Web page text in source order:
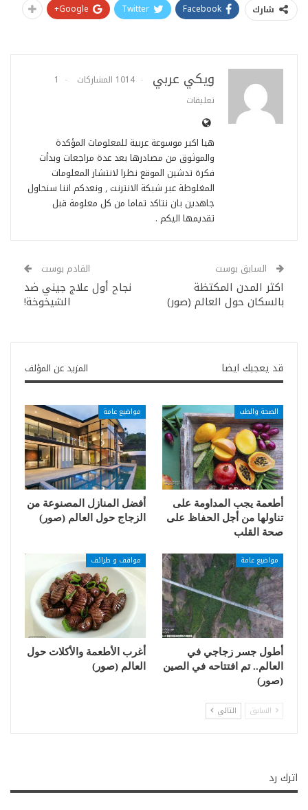
شارك Facebook
Twitter
Google+
ويكي عربي 1014 المشاركات
1
تعليقات
هيا اكبر موسوعة عربية للمعلومات المؤكدة
والموثوق من مصادرها بعد عدة مراجعات وبدأت
فكرة تدشين الموقع نظرا لانتشار المعلومات
المغلوطة عبر شبكة الانترنت , ونعدكم اننا سنحاول
جاهدين بان نتاكد تماما من كل معلومة قبل
تقديمها اليكم .
السابق بوست
اكثر المدن المكتظة
بالسكان حول العالم (صور)
القادم بوست
نجاح أول علاج جيني ضد
الشيخوخة!
قد يعجبك ايضا المزيد عن المؤلف
الصحة والطب
أطعمة يجب المداومة على
تناولها من أجل الحفاظ على
صحة القلب
مواضيع عامة
أفضل المنازل المصنوعة من
الزجاج حول العالم (صور)
مواضيع عامة
أطول جسر زجاجي في
العالم.. تم افتتاحه في الصين
(صور)
مواقف و طرائف
أغرب الأطعمة والأكلات حول
العالم (صور)
السابق التالي
اترك رد